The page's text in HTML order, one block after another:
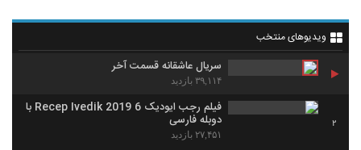
ویدیوهای منتخب
سریال عاشقانه قسمت آخر
۳۹,۱۱۴ بازدید
2
فیلم رجب ایودیک 6 Recep Ivedik 2019 با
دوبله فارسی
۲۷,۴۵۱ بازدید